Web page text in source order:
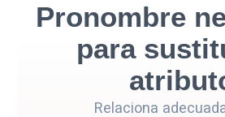
Pronombre
para
Relaciona